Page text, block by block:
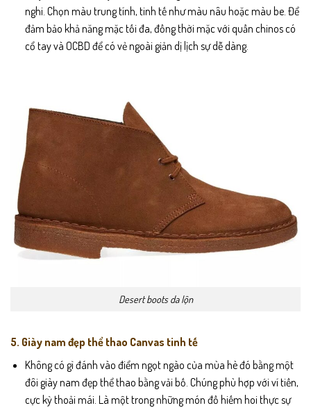
nghi. Chọn màu trung tính, tinh tế như màu nâu hoặc màu be. Để
đảm bảo khả năng mặc tối đa, đồng thời mặc với quần chinos có
cổ tay và OCBD để có vẻ ngoài giản dị lịch sự dễ dàng.
Desert boots da lộn
5. Giày nam đẹp thể thao Canvas tinh tế
Không có gì đánh vào điểm ngọt ngào của mùa hè đó bằng một
đôi giày nam đẹp thể thao bằng vải bố. Chúng phù hợp với ví tiền,
cực kỳ thoải mái. Là một trong những món đồ hiếm hoi thực sự